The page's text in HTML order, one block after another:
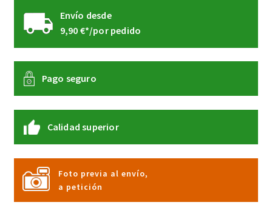
Envío desde
9,90 €*/por pedido
Pago seguro
Calidad superior
Foto previa al envío,
a petición